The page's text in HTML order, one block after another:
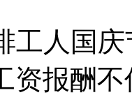
工人国
资报酬